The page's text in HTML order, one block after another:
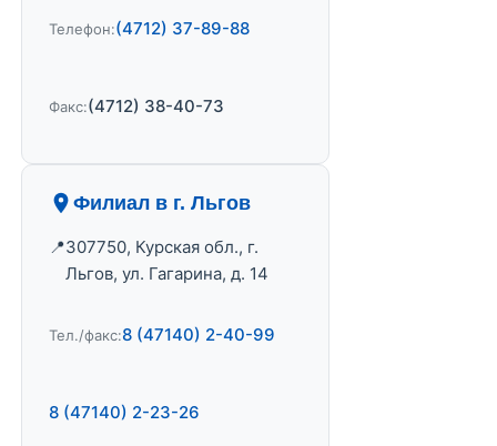
Телефон:(4712) 37-89-88
Факс:(4712) 38-40-73
Филиал в г. Льгов
307750, Курская обл., г.
Льгов, ул. Гагарина, д. 14
Тел./факс:8 (47140) 2-40-99
8 (47140) 2-23-26